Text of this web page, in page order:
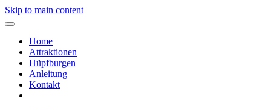
Skip to main content
Home
Attraktionen
Hüpfburgen
Anleitung
Kontakt